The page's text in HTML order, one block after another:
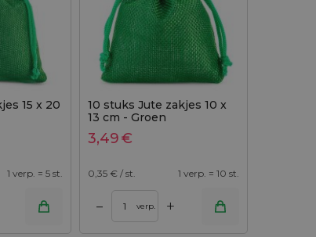
15 x 20
1 verp. = 5 st.
10 stuks Jute zakjes 10 x
13 cm - Groen
3,49€
0,35 € / st. 1 verp. = 10 st.
– verp. +